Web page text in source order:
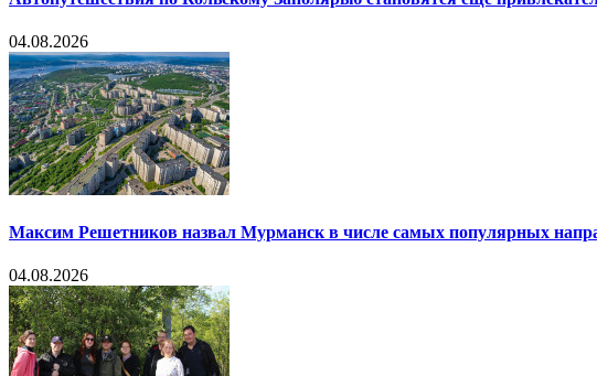
04.08.2026
Максим Решетников назвал Мурманск в числе самых популярных
04.08.2026